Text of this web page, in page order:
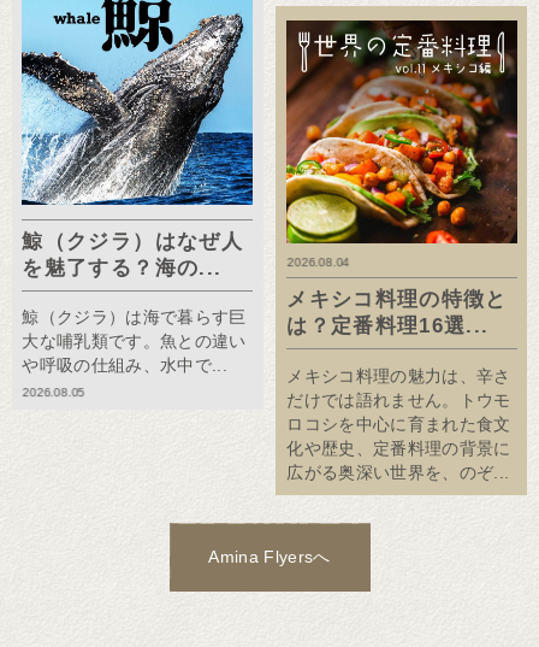
鯨（クジラ）はなぜ人
を魅了する？海の...
鯨（クジラ）は海で暮らす巨
大な哺乳類です。魚との違い
や呼吸の仕組み、水中で...
2026.08.05
メキシコ料理の特徴と
は？定番料理16選...
メキシコ料理の魅力は、辛さ
だけでは語れません。トウモ
ロコシを中心に育まれた食文
化や歴史、定番料理の背景に
広がる奥深い世界を、のぞ...
2026.08.04
Amina Flyersへ